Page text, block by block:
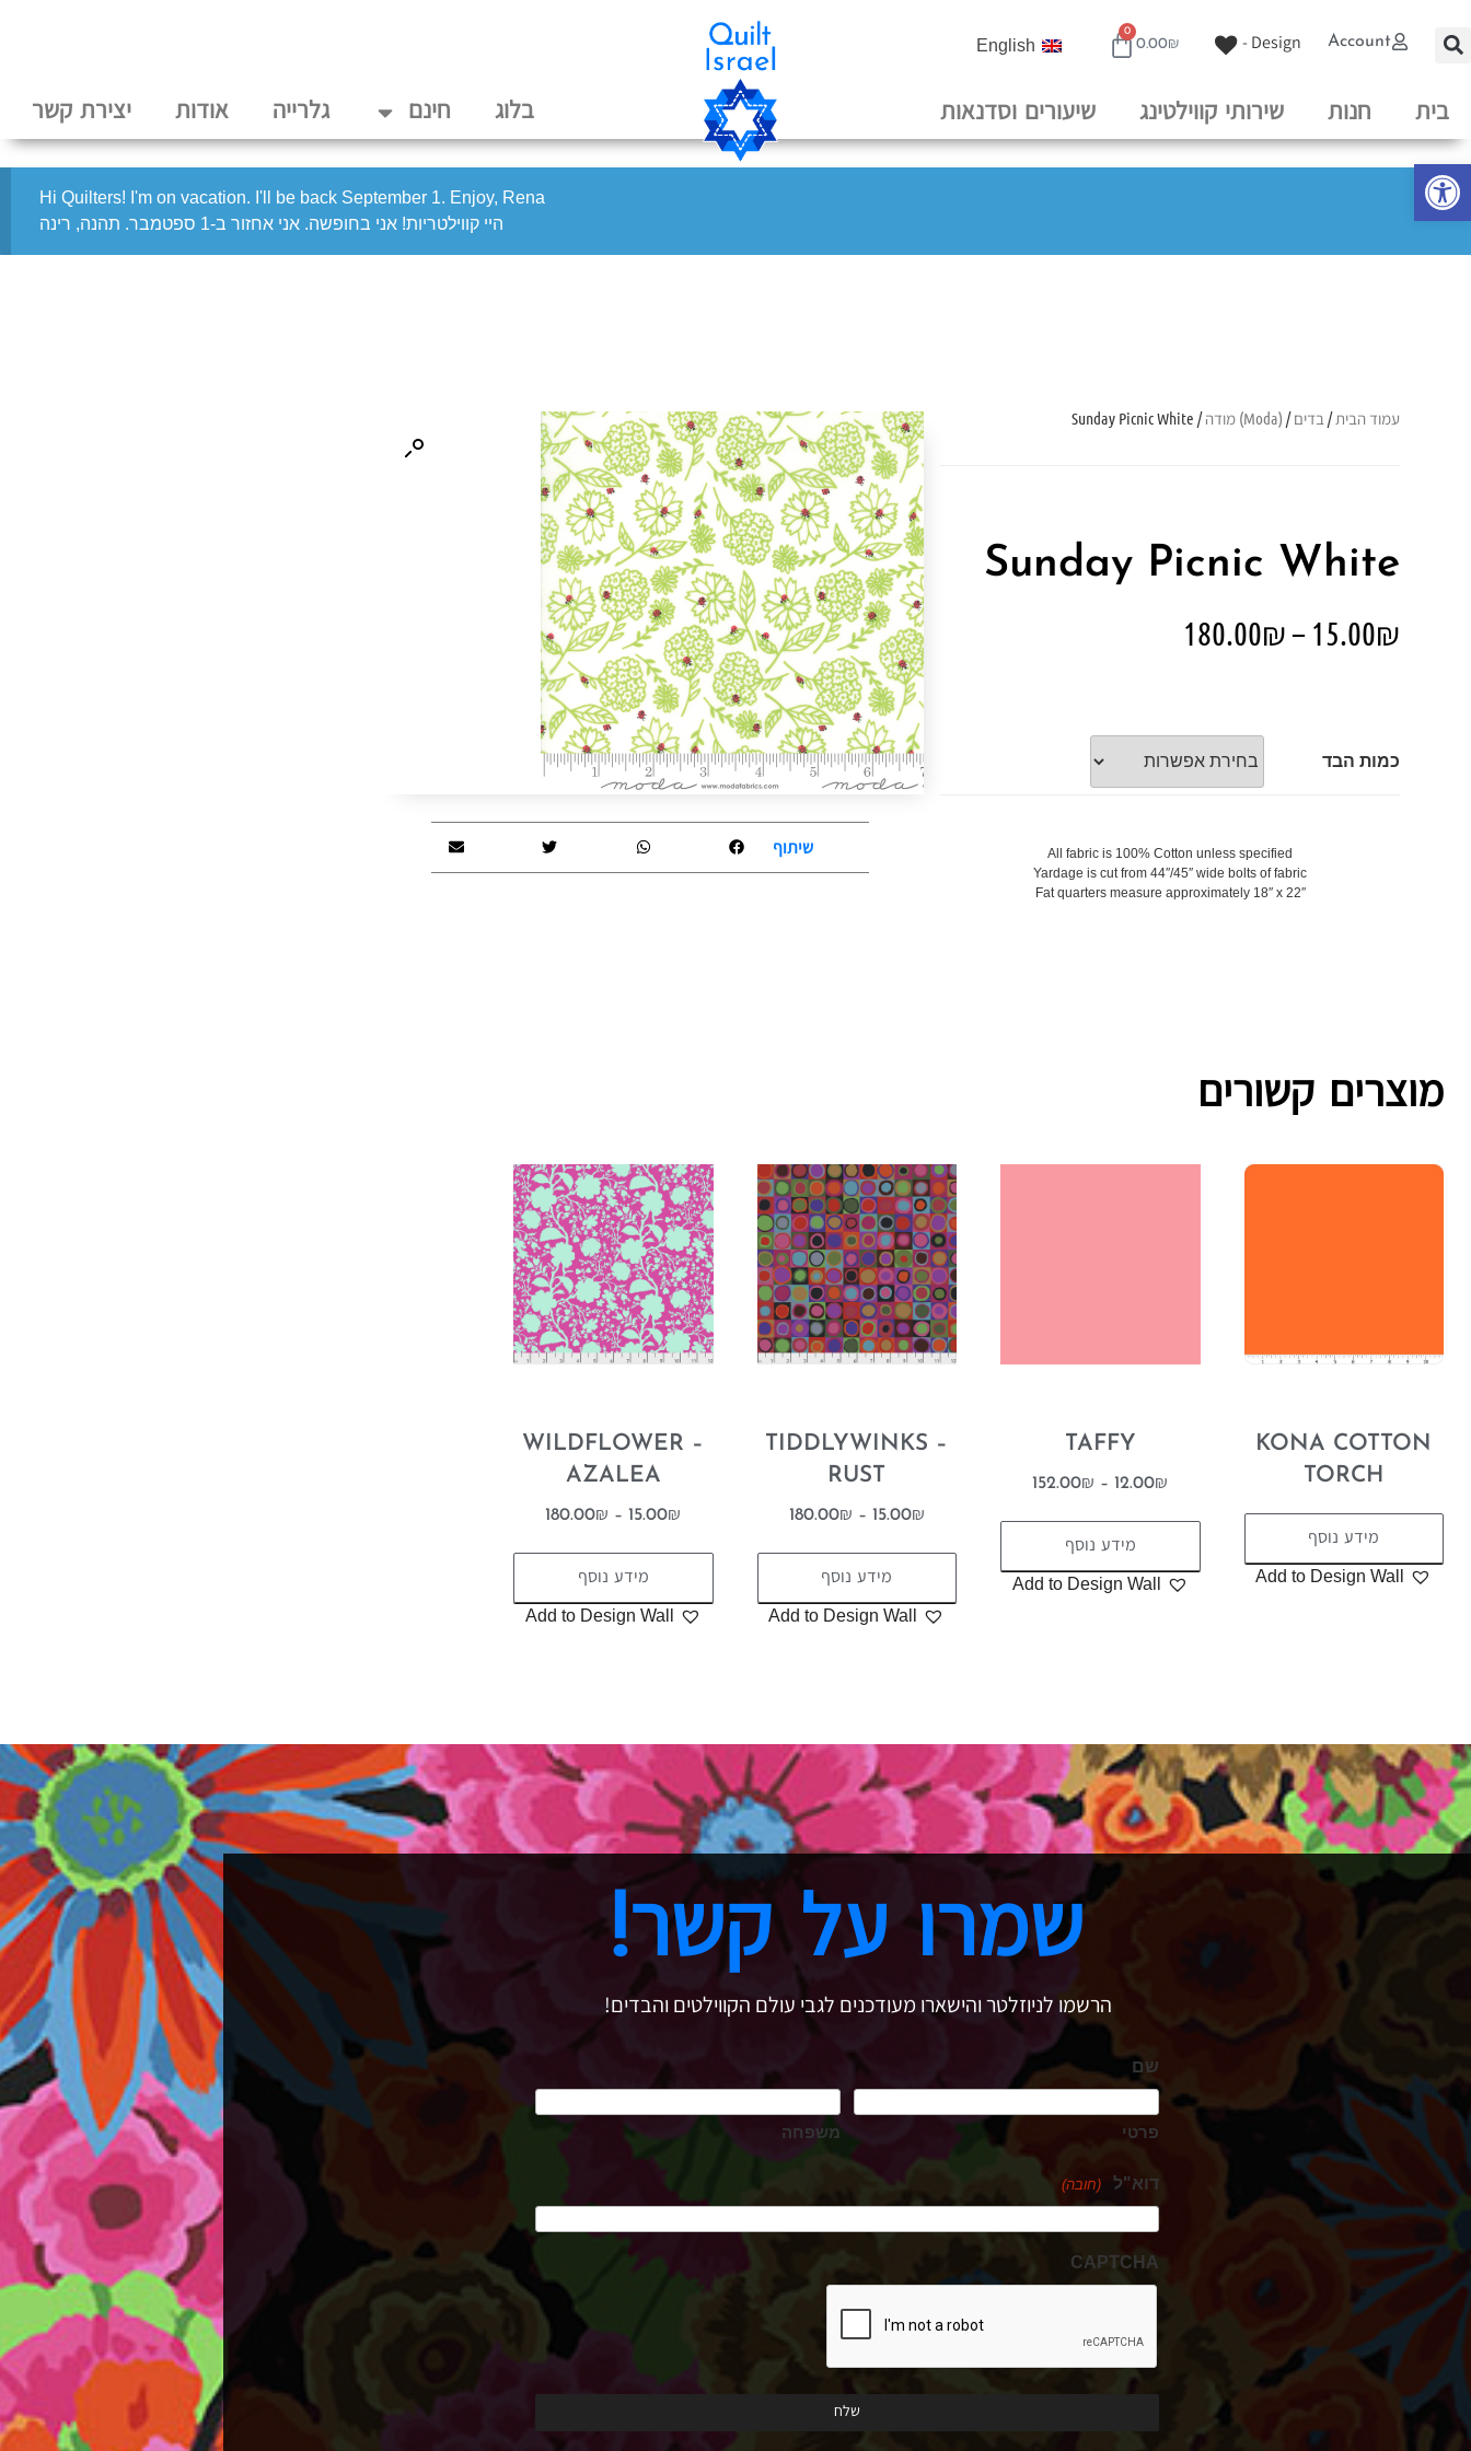
פתח סרגל נגישות
Account
Design -
0.00₪
0
English
בית חנות שירותי קווילטינג שיעורים וסדנאות בלוג חינם גלרייה אודות יצירת קשר
Hi Quilters! I'm on vacation. I'll be back September 1. Enjoy, Rena
היי קווילטריות! אני בחופשה. אני אחזור ב-1 ספטמבר. תהנה, רינה
עמוד הבית/ בדים/ (Moda) מודה / Sunday Picnic White
Sunday Picnic White
15.00₪
–
180.00₪
כמות הבד
All fabric is 100% Cotton unless specified
Yardage is cut from 44″/45″ wide bolts of fabric
Fat quarters measure approximately 18″ x 22″
שיתוף
מוצרים קשורים
KONA COTTON
TORCH
מידע נוסף
Add to Design Wall
TAFFY
12.00₪
–
152.00₪
מידע נוסף
Add to Design Wall
TIDDLYWINKS –
RUST
15.00₪
–
180.00₪
מידע נוסף
Add to Design Wall
WILDFLOWER –
AZALEA
15.00₪
–
180.00₪
מידע נוסף
Add to Design Wall
שמרו על קשר!
הרשמו לניוזלטר והישארו מעודכנים לגבי עולם הקווילטים והבדים!
שם
פרטי משפחה
דוא"ל (חובה)
CAPTCHA